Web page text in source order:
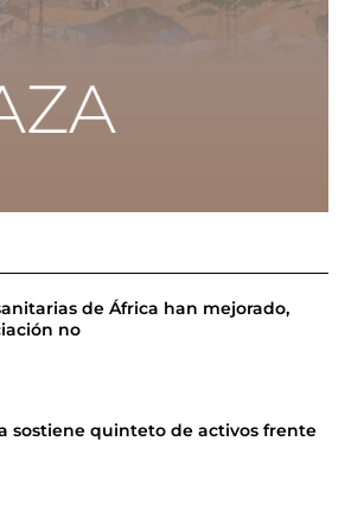
de África han mejorado,
no
sostiene quinteto de activos frente